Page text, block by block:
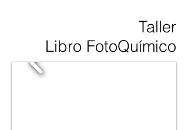
Taller
Libro FotoQuímico